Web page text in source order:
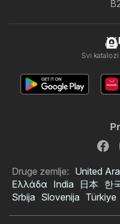
Svi
Druge zemlje: United
Ελλάδα India 日本 한
Srbija Slovenija Türkiye